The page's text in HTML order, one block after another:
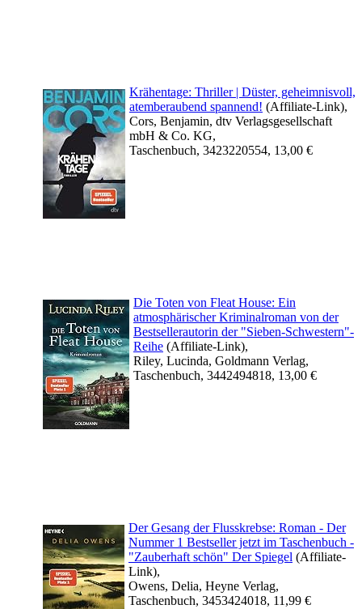
Krähentage: Thriller | Düster, geheimnisvoll,
atemberaubend spannend! (Affiliate-Link),
Cors, Benjamin, dtv Verlagsgesellschaft
mbH & Co. KG,
Taschenbuch, 3423220554, 13,00 €
Die Toten von Fleat House: Ein
atmosphärischer Kriminalroman von der
Bestsellerautorin der "Sieben-Schwestern"-
Reihe (Affiliate-Link),
Riley, Lucinda, Goldmann Verlag,
Taschenbuch, 3442494818, 13,00 €
Der Gesang der Flusskrebse: Roman - Der
Nummer 1 Bestseller jetzt im Taschenbuch -
"Zauberhaft schön" Der Spiegel (Affiliate-
Link),
Owens, Delia, Heyne Verlag,
Taschenbuch, 3453424018, 11,99 €